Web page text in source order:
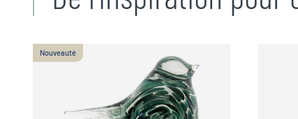
Nouveauté